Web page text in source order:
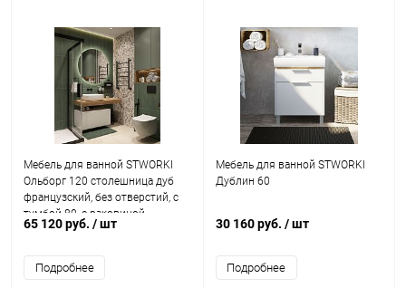
Мебель для ванной STWORKI
Ольборг 120 столешница дуб
французский, без отверстий, с
тумбой 80, с раковиной
STWORKI Soul 1 белой
65 120 руб. / шт
Подробнее
Мебель для ванной STWORKI
Дублин 60
30 160 руб. / шт
Подробнее